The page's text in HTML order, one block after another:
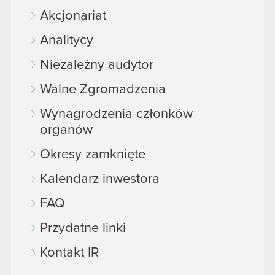
Akcjonariat
Analitycy
Niezależny audytor
Walne Zgromadzenia
Wynagrodzenia członków
organów
Okresy zamknięte
Kalendarz inwestora
FAQ
Przydatne linki
Kontakt IR